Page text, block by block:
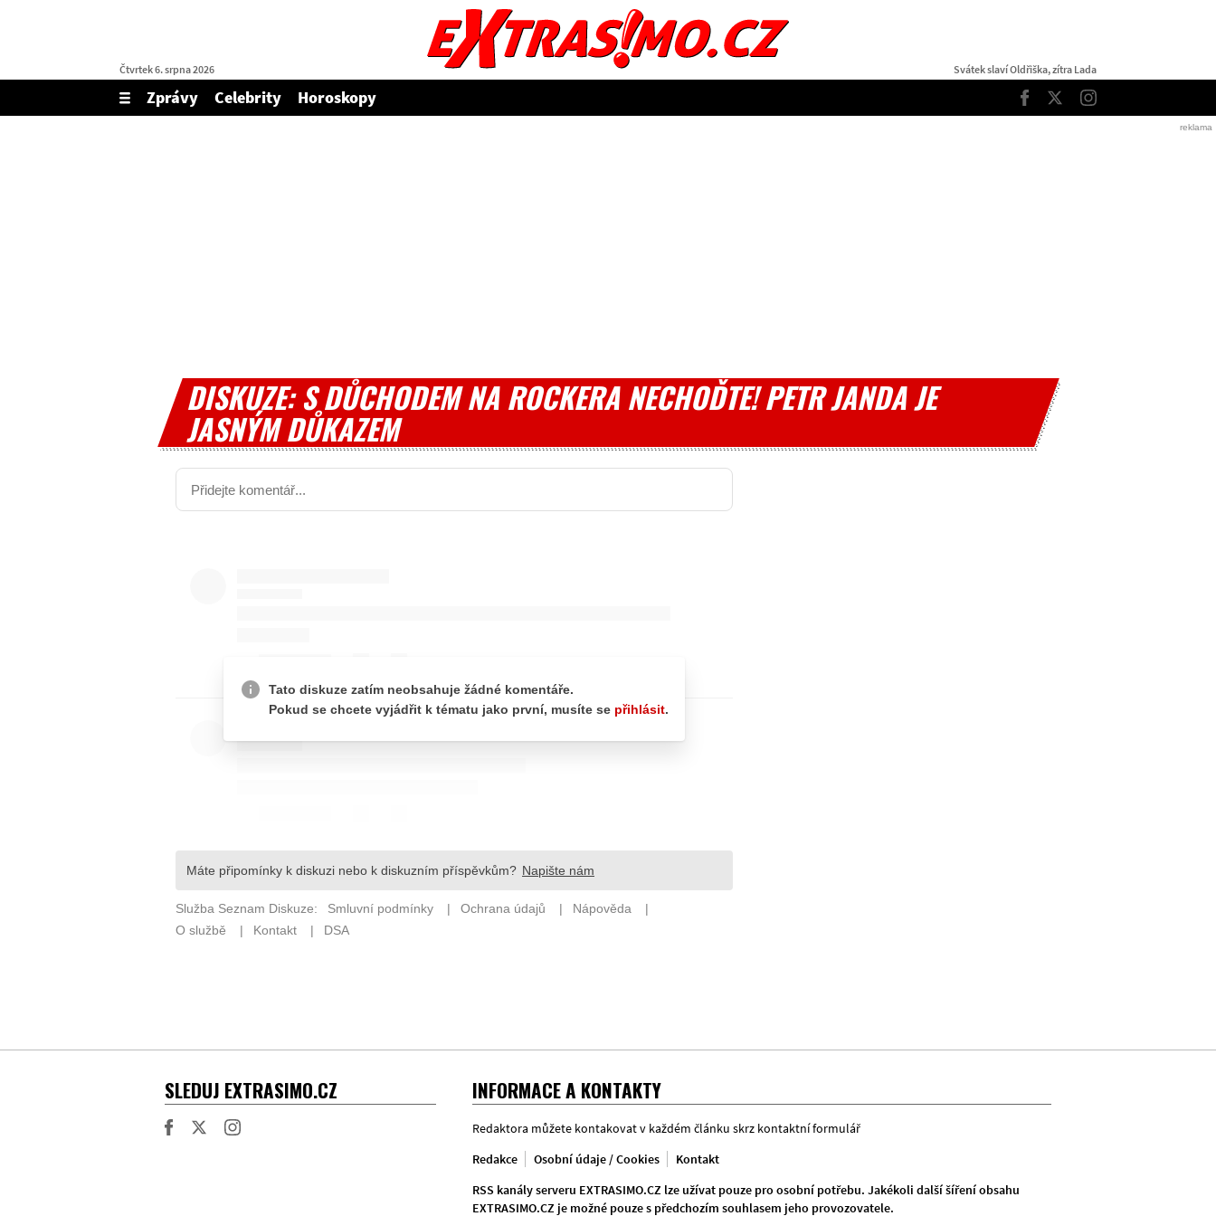
Čtvrtek 6. srpna 2026 Svátek slaví Oldřiška, zítra Lada
Zobrazit/skrýt
menu
Zprávy Celebrity
Horoskopy
Facebook
TwitterInstagram
DISKUZE: S DŮCHODEM NA ROCKERA NECHOĎTE! PETR JANDA JE
JASNÝM DŮKAZEM
SLEDUJ EXTRASIMO.CZ INFORMACE A KONTAKTY
Redaktora můžete kontakovat v každém článku skrz kontaktní formulář
Redakce
Osobní údaje / Cookies
Kontakt
RSS kanály serveru EXTRASIMO.CZ lze užívat pouze pro osobní potřebu. Jakékoli další šíření obsahu
EXTRASIMO.CZ je možné pouze s předchozím souhlasem jeho provozovatele.